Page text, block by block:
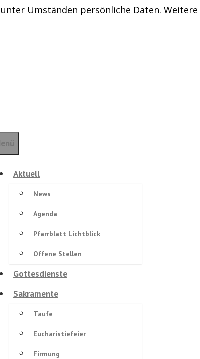
Umständen persönliche Daten.
Aktuell
News
Agenda
Pfarrblatt Lichtblick
Offene Stellen
Gottesdienste
Sakramente
Taufe
Eucharistiefeier
Firmung